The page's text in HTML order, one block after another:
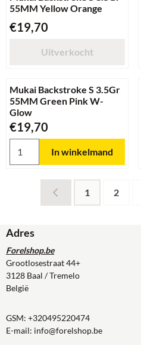
55MM Yellow Orange
Prijs: 19,70
€19,70
Uitverkocht
Mukai Backstroke S 3.5Gr
55MM Green Pink W-
Glow
Prijs: 19,70
€19,70
In winkelmand
1 2
Adres
Forelshop.be
Grootlosestraat 44+
3128 Baal / Tremelo
België
GSM: +320495220474
E-mail: info@forelshop.be